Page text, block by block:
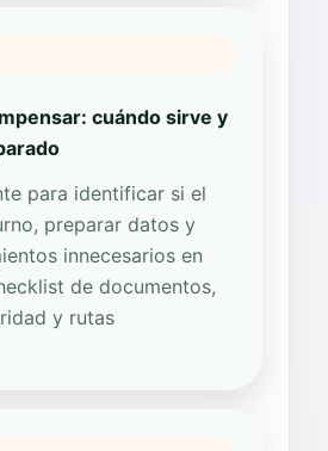
cuándo sirve y
para identificar si el
preparar datos y
innecesarios en
de documentos,
y rutas